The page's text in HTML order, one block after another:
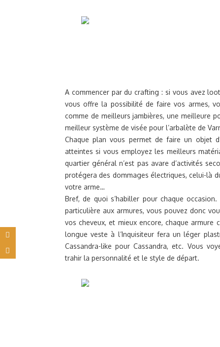
A commencer par du crafting : si vous avez
vous offre la possibilité de faire vos armes,
comme de meilleurs jambières, une meilleure
meilleur système de visée pour l’arbalète de
Chaque plan vous permet de faire un objet
atteintes si vous employez les meilleurs
quartier général n’est pas avare d’activités
protégera des dommages électriques, celui-là
votre arme…
Bref, de quoi s’habiller pour chaque
particulière aux armures, vous pouvez donc
vos cheveux, et mieux encore, chaque armure
longue veste à l’Inquisiteur fera un léger
Cassandra-like pour Cassandra, etc. Vous
trahir la personnalité et le style de départ.